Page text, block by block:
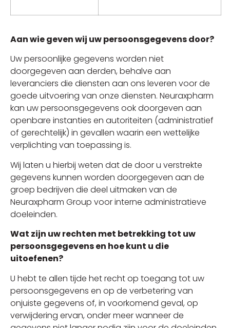
Aan wie geven wij uw persoonsgegevens door?
Uw persoonlijke gegevens worden niet
doorgegeven aan derden, behalve aan
leveranciers die diensten aan ons leveren voor de
goede uitvoering van onze diensten. Neuraxpharm
kan uw persoonsgegevens ook doorgeven aan
openbare instanties en autoriteiten (administratief
of gerechtelijk) in gevallen waarin een wettelijke
verplichting van toepassing is.
Wij laten u hierbij weten dat de door u verstrekte
gegevens kunnen worden doorgegeven aan de
groep bedrijven die deel uitmaken van de
Neuraxpharm Group voor interne administratieve
doeleinden.
Wat zijn uw rechten met betrekking tot uw
persoonsgegevens en hoe kunt u die
uitoefenen?
U hebt te allen tijde het recht op toegang tot uw
persoonsgegevens en op de verbetering van
onjuiste gegevens of, in voorkomend geval, op
verwijdering ervan, onder meer wanneer de